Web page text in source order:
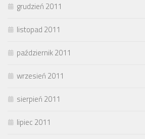
grudzień 2011
listopad 2011
październik 2011
wrzesień 2011
sierpień 2011
lipiec 2011